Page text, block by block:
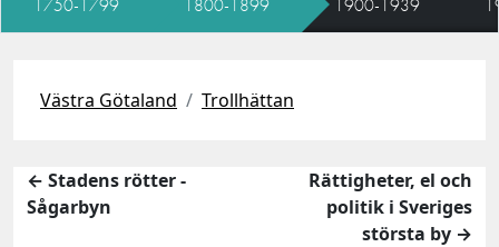
Västra Götaland Trollhättan
← Stadens rötter -
Sågarbyn
Rättigheter, el och
politik i Sveriges
största by →